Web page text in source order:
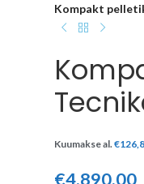
Kompakt
Kuumakse al.€
€4.890,00